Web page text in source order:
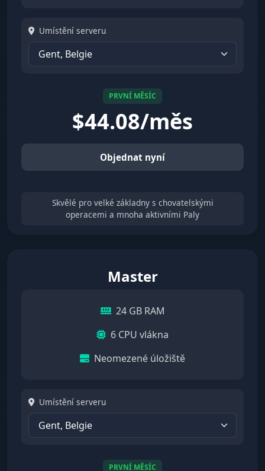
Umístění serveru
PRVNÍ MĚSÍC
$44.08/měs
Objednat nyní
Skvělé pro velké základny s chovatelskými
operacemi a mnoha aktivními Paly
Master
24 GB RAM
6 CPU vlákna
Neomezené úložiště
Umístění serveru
PRVNÍ MĚSÍC